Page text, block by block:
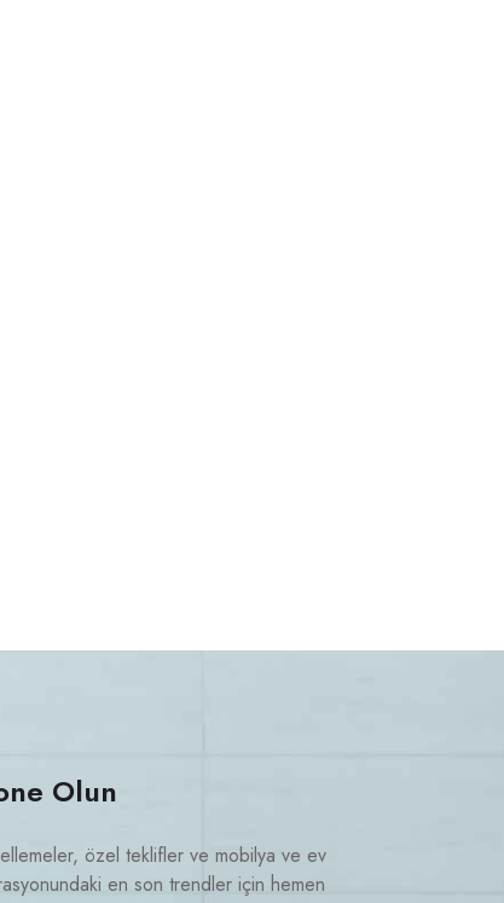
Olun
özel teklifler ve mobilya ve ev
en son trendler için hemen